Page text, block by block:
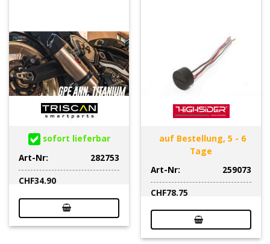
sofort lieferbar
Art-Nr:
282753
CHF34.90
auf Bestellung, 5 - 6
Tage
Art-Nr:
259073
CHF78.75